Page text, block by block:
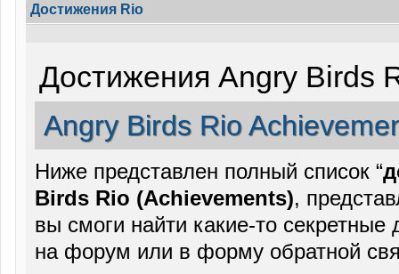
Достижения Rio
Достижения Angry Birds
Angry Birds Rio
Ниже представлен полный список “
Birds Rio (Achievements),
вы смоги найти какие-то
на форум или в форму обратной